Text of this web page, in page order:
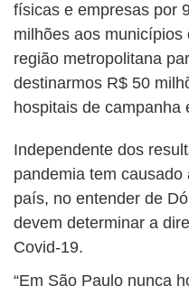
físicas e empresas por
milhões aos
região metropolitana
destinarmos R$ 50
hospitais de campanha
Independente dos
pandemia tem
país, no entender de
devem determinar a
Covid-19.
“Em São Paulo nunca